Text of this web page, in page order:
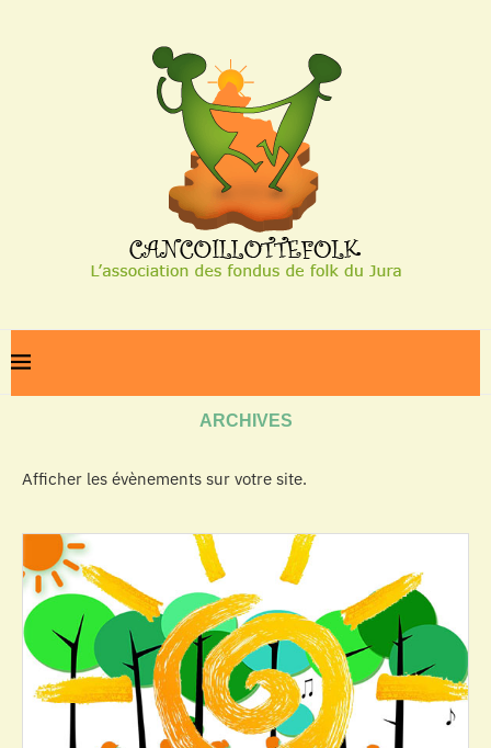
ARCHIVES
Afficher les évènements sur votre site.